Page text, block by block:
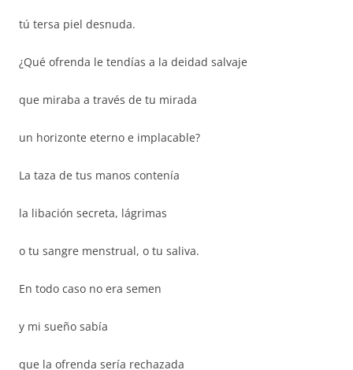
tú tersa piel desnuda.
¿Qué ofrenda le tendías a la deidad salvaje
que miraba a través de tu mirada
un horizonte eterno e implacable?
La taza de tus manos contenía
la libación secreta, lágrimas
o tu sangre menstrual, o tu saliva.
En todo caso no era semen
y mi sueño sabía
que la ofrenda sería rechazada